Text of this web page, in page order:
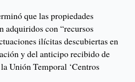
que las propiedades
adquiridos con “recursos
ilícitas descubiertas en
y del anticipo recibido de
Unión Temporal ‘Centros